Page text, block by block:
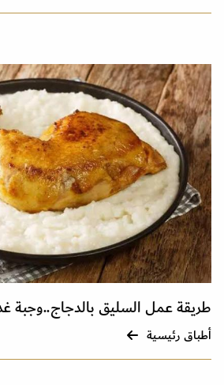
طريقة عمل السليق بالدجاج..وجبة
أطباق رئيسية